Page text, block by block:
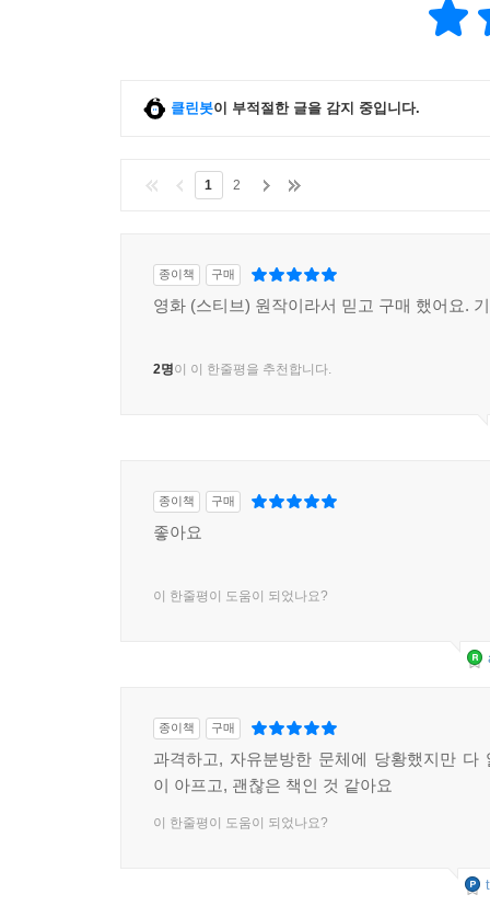
클린봇이 부적절한 글을 감지 중입니다.
1 2
종이책 구매
영화 (스티브) 원작이라서 믿고 구매 했어요.
2명이 이 한줄평을 추천합니다.
종이책 구매
좋아요
이 한줄평이 도움이 되었나요?
종이책 구매
과격하고, 자유분방한 문체에 당황했지만 다
이 아프고, 괜찮은 책인 것 같아요
이 한줄평이 도움이 되었나요?